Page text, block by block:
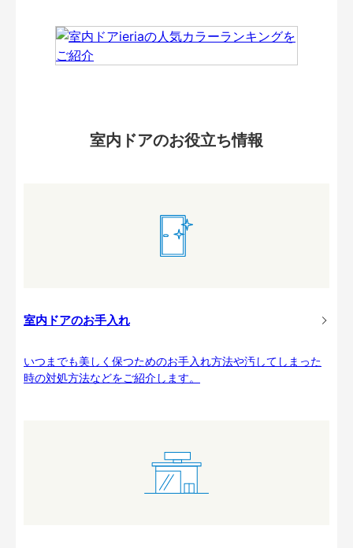
室内ドアのお役立ち情報
室内ドアのお手入れ
いつまでも美しく保つためのお手入れ方法や汚してしまった
時の対処方法などをご紹介します。